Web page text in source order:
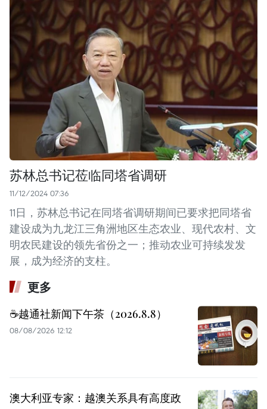
苏林总书记莅临同塔省调研
11/12/2024 07:36
11日，苏林总书记在同塔省调研期间已要求把同塔省
建设成为九龙江三角洲地区生态农业、现代农村、文
明农民建设的领先省份之一；推动农业可持续发发
展，成为经济的支柱。
更多
☕️越通社新闻下午茶（2026.8.8）
08/08/2026 12:12
澳大利亚专家：越澳关系具有高度政